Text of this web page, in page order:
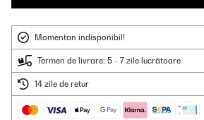
Momentan indisponibil!
Termen de livrare: 5 - 7 zile lucrătoare
14 zile de retur